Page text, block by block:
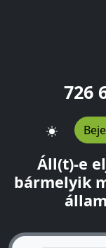
726
Áll(t)-e
bármelyik